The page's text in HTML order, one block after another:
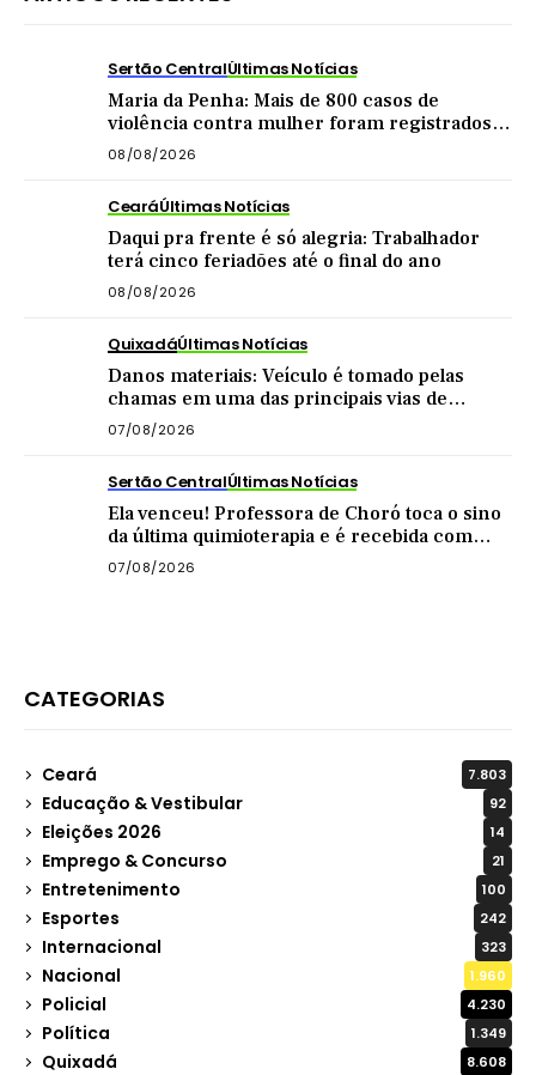
Sertão CentralÚltimas Notícias
Maria da Penha: Mais de 800 casos de
violência contra mulher foram registrados
no Sertão Central este ano
08/08/2026
CearáÚltimas Notícias
Daqui pra frente é só alegria: Trabalhador
terá cinco feriadões até o final do ano
08/08/2026
QuixadáÚltimas Notícias
Danos materiais: Veículo é tomado pelas
chamas em uma das principais vias de
Quixadá
07/08/2026
Sertão CentralÚltimas Notícias
Ela venceu! Professora de Choró toca o sino
da última quimioterapia e é recebida com
carreata
07/08/2026
CATEGORIAS
Ceará 7.803
Educação & Vestibular 92
Eleições 2026 14
Emprego & Concurso 21
Entretenimento 100
Esportes 242
Internacional 323
Nacional 1.960
Policial 4.230
Política 1.349
Quixadá 8.608